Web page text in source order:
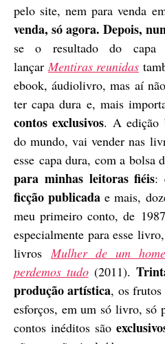
pelo site, nem para venda
venda, só agora. Depois,
se o resultado do
lançar Mentiras reunidas
ebook, áudiolivro, mas aí
ter capa dura e, mais
contos exclusivos. A
do mundo, vai vender nas
esse capa dura, com a bolsa
para minhas leitoras fiéis:
ficção publicadae mais,
meu primeiro conto, de
especialmente para esse
livrosMulher de um
perdemos tudo(2011).
produção artística, os frutos
esforços, em um só livro, só
contos inéditos são